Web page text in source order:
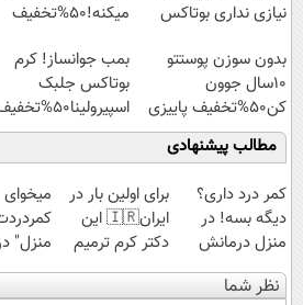
نیازی نداری بوتاکس
میکنه!50%تخفیف
بدون سوزن پوستتو
10سال جوون
کن50%تخفیف پاییزی
بمب جوانساز! کرم
بوتاکس جلبک
اسپیرولینا50%تخفیف
مطالب پیشنهادی
کمر درد داری؟
دیگه بسه! در
منزل درمانش
کن
(◀پرسش‌نامه)
برای اولین بار در
ایران🇮🇷 این
دکتر کرم ترمیم
کننده 23 روزه
ساخت!
میخوای
منزل"
کنی؟
نظر شما